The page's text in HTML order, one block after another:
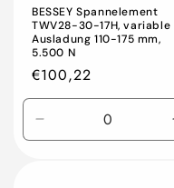
BESSEY Spannelement
TWV28-30-17H, variable
Ausladung 110-175 mm,
5.500 N
Normaler
Preis
€100,22
Verringern
Sie